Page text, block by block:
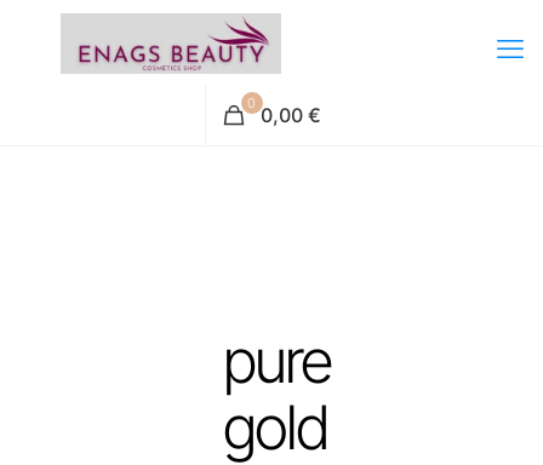
0 0,00 €
pure
gold